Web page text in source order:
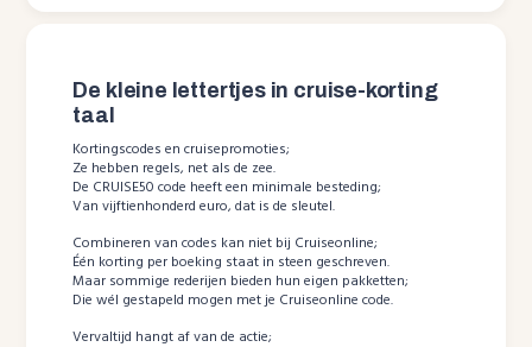
De kleine lettertjes in cruise-korting
taal
Kortingscodes en cruisepromoties;
Ze hebben regels, net als de zee.
De CRUISE50 code heeft een minimale besteding;
Van vijftienhonderd euro, dat is de sleutel.
Combineren van codes kan niet bij Cruiseonline;
Één korting per boeking staat in steen geschreven.
Maar sommige rederijen bieden hun eigen pakketten;
Die wél gestapeld mogen met je Cruiseonline code.
Vervaltijd hangt af van de actie;